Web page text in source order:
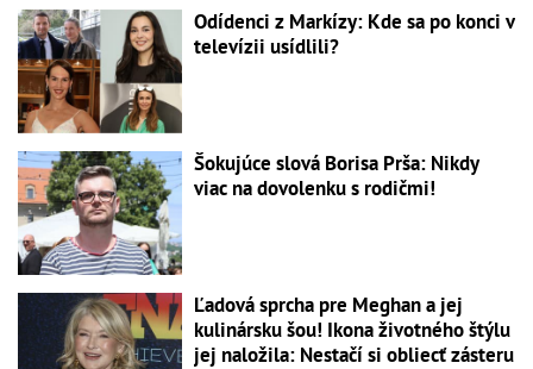
Odídenci z Markízy: Kde sa po konci v
televízii usídlili?
Šokujúce slová Borisa Prša: Nikdy
viac na dovolenku s rodičmi!
Ľadová sprcha pre Meghan a jej
kulinársku šou! Ikona životného štýlu
jej naložila: Nestačí si obliecť zásteru